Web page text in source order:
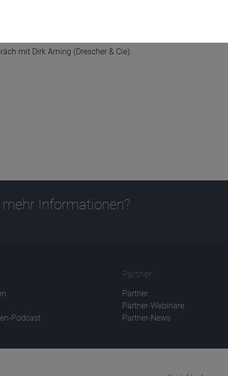
bis hin zu den Wirkmechanismen der verfolgten
Momentaufnahme des Portfolios und der Erörterung
mit Dirk Arning (Drescher & Cie).
Informationen?
Podcast
Partner
Partner
Partner-Webinare
Partner-News